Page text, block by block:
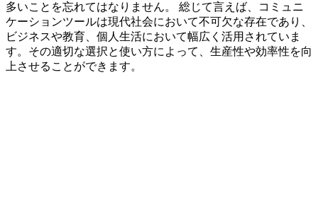
多いことを忘れてはなりません。 総じて言えば、コミュニ
ケーションツールは現代社会において不可欠な存在であり、
ビジネスや教育、個人生活において幅広く活用されていま
す。その適切な選択と使い方によって、生産性や効率性を向
上させることができます。